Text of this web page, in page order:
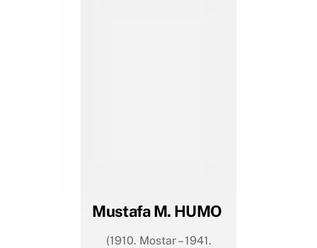
Mustafa M. HUMO
(1910. Mostar – 1941.